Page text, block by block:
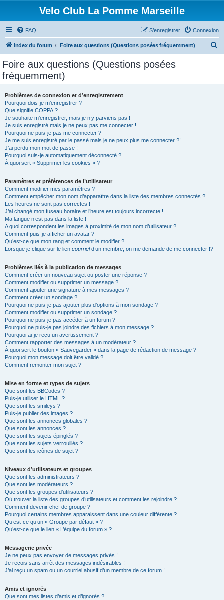
Velo Club La Pomme Marseille
FAQ Connexion
S’enregistrer
Index du forum Foire aux questions (Questions posées fréquemment)
Foire aux questions (Questions posées
fréquemment)
Problèmes de connexion et d’enregistrement
Pourquoi dois-je m’enregistrer ?
Que signifie COPPA ?
Je souhaite m’enregistrer, mais je n’y parviens pas !
Je suis enregistré mais je ne peux pas me connecter !
Pourquoi ne puis-je pas me connecter ?
Je me suis enregistré par le passé mais je ne peux plus me connecter ?!
J’ai perdu mon mot de passe !
Pourquoi suis-je automatiquement déconnecté ?
À quoi sert « Supprimer les cookies » ?
Paramètres et préférences de l’utilisateur
Comment modifier mes paramètres ?
Comment empêcher mon nom d’apparaître dans la liste des membres connectés ?
Les heures ne sont pas correctes !
J’ai changé mon fuseau horaire et l’heure est toujours incorrecte !
Ma langue n’est pas dans la liste !
A quoi correspondent les images à proximité de mon nom d’utilisateur ?
Comment puis-je afficher un avatar ?
Qu’est-ce que mon rang et comment le modifier ?
Lorsque je clique sur le lien courrield’un membre, on me demande de me connecter !?
Problèmes liés à la publication de messages
Comment créer un nouveau sujet ou poster une réponse ?
Comment modifier ou supprimer un message ?
Comment ajouter une signature à mes messages ?
Comment créer un sondage ?
Pourquoi ne puis-je pas ajouter plus d’options à mon sondage ?
Comment modifier ou supprimer un sondage ?
Pourquoi ne puis-je pas accéder à un forum ?
Pourquoi ne puis-je pas joindre des fichiers à mon message ?
Pourquoi ai-je reçu un avertissement ?
Comment rapporter des messages à un modérateur ?
À quoi sert le bouton « Sauvegarder » dans la page de rédaction de message ?
Pourquoi mon message doit être validé ?
Comment remonter mon sujet ?
Mise en forme et types de sujets
Que sont les BBCodes ?
Puis-je utiliser le HTML ?
Que sont les smileys ?
Puis-je publier des images ?
Que sont les annonces globales ?
Que sont les annonces ?
Que sont les sujets épinglés ?
Que sont les sujets verrouillés ?
Que sont les icônes de sujet ?
Niveaux d’utilisateurs et groupes
Que sont les administrateurs ?
Que sont les modérateurs ?
Que sont les groupes d’utilisateurs ?
Où trouver la liste des groupes d’utilisateurs et comment les rejoindre ?
Comment devenir chef de groupe ?
Pourquoi certains membres apparaissent dans une couleur différente ?
Qu’est-ce qu’un « Groupe par défaut » ?
Qu’est-ce que le lien « L’équipe du forum » ?
Messagerie privée
Je ne peux pas envoyer de messages privés !
Je reçois sans arrêt des messages indésirables !
J’ai reçu un spam ou un courriel abusif d’un membre de ce forum !
Amis et ignorés
Que sont mes listes d’amis et d’ignorés ?